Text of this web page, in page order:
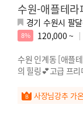
수원-애플테라
경기 수원시 팔
8% 120,000 ~
수원 인계동 [애플
의 힐링💕고급 프
사장님강추 가